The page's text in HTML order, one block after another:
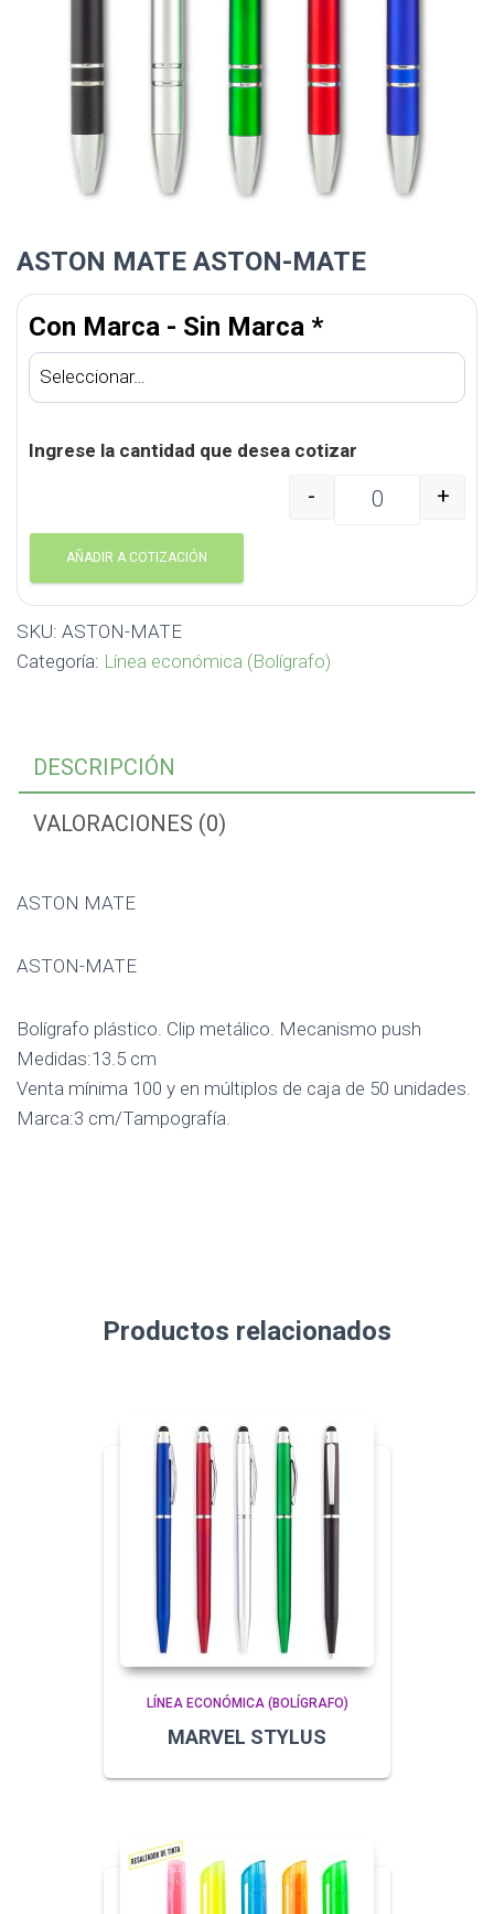
ASTON MATE ASTON-MATE
Con Marca - Sin Marca *
Ingrese la cantidad que desea cotizar
ASTON MATE
- +
AÑADIR A COTIZACIÓN
SKU: ASTON-MATE
Categoría: Línea económica (Bolígrafo)
DESCRIPCIÓN
VALORACIONES (0)
ASTON MATE
ASTON-MATE
Bolígrafo plástico. Clip metálico. Mecanismo push
Medidas:13.5 cm
Venta mínima 100 y en múltiplos de caja de 50 unidades.
Marca:3 cm/Tampografía.
Productos relacionados
LÍNEA ECONÓMICA (BOLÍGRAFO)
MARVEL STYLUS